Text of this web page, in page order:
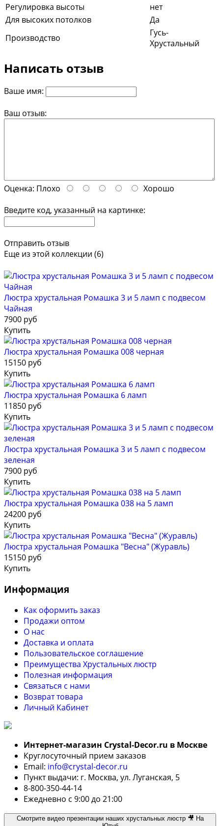
Регулировка высоты
нет
Для высоких потолков
Да
Производство
Гусь-
Хрустальный
Написать отзыв
Ваше имя:
Ваш отзыв:
Оценка: Плохо
Хорошо
Введите код, указанный на картинке:
Отправить отзыв
Еще из этой коллекции (6)
Люстра хрустальная Ромашка 3 и 5 ламп с подвесом
Чайная
7900 руб
Купить
Люстра хрустальная Ромашка 008 черная
15150 руб
Купить
Люстра хрустальная Ромашка 6 ламп
11850 руб
Купить
Люстра хрустальная Ромашка 3 и 5 ламп с подвесом
зеленая
7900 руб
Купить
Люстра хрустальная Ромашка 038 на 5 ламп
24200 руб
Купить
Люстра хрустальная Ромашка "Весна" (Журавль)
15150 руб
Купить
Информация
Как оформить заказ
Продажи оптом
О нас
Доставка и оплата
Пользовательское соглашение
Преимущества Хрустальных люстр
Полезная информация
Связаться с нами
Возврат товара
Личный Кабинет
Интернет-магазин Crystal-Decor.ru в Москве
Круглосуточный прием заказов
Email: info@crystal-decor.ru
Пункт выдачи: г. Москва, ул. Луганская, 5
8-800-350-44-14
Ежедневно с 9:00 до 21:00
Смотрите видео презентации наших хрустальных люстр 🎥 На